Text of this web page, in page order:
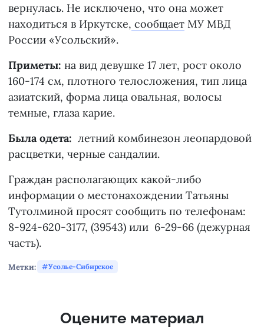
вернулась. Не исключено, что она может
находиться в Иркутске, сообщает МУ МВД
России «Усольский».
Приметы: на вид девушке 17 лет, рост около
160-174 см, плотного телосложения, тип лица
азиатский, форма лица овальная, волосы
темные, глаза карие.
Была одета: летний комбинезон леопардовой
расцветки, черные сандалии.
Граждан располагающих какой-либо
информации о местонахождении Татьяны
Тутолминой просят сообщить по телефонам:
8-924-620-3177, (39543) или 6-29-66 (дежурная
часть).
Метки: Усолье-Сибирское
Оцените материал